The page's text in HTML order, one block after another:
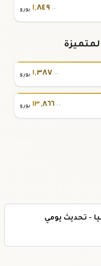
١,٨٤٩.٠٠ يورو
١,٣٨٧.٠٠ يورو
١٣,٨٦٦.٠٠ يورو
- تحديث يومي